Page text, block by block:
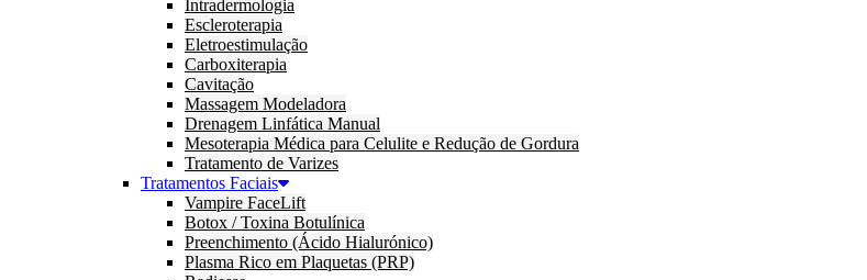
Intradermologia
Escleroterapia
Eletroestimulação
Carboxiterapia
Cavitação
Massagem Modeladora
Drenagem Linfática Manual
Mesoterapia Médica para Celulite e Redução de Gordura
Tratamento de Varizes
Tratamentos Faciais
Vampire FaceLift
Botox / Toxina Botulínica
Preenchimento (Ácido Hialurónico)
Plasma Rico em Plaquetas (PRP)